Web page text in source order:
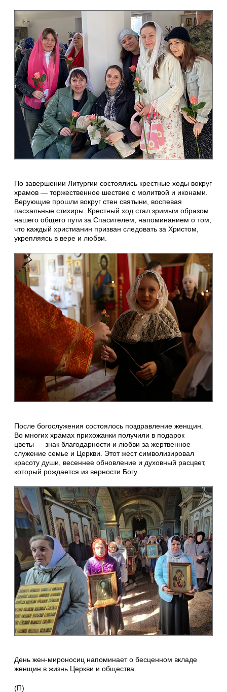
По завершении Литургии состоялись крестные ходы вокруг
храмов — торжественное шествие с молитвой и иконами.
Верующие прошли вокруг стен святыни, воспевая
пасхальные стихиры. Крестный ход стал зримым образом
нашего общего пути за Спасителем, напоминанием о том,
что каждый христианин призван следовать за Христом,
укрепляясь в вере и любви.
После богослужения состоялось поздравление женщин.
Во многих храмах прихожанки получили в подарок
цветы — знак благодарности и любви за жертвенное
служение семье и Церкви. Этот жест символизировал
красоту души, весеннее обновление и духовный расцвет,
который рождается из верности Богу.
День жен‑мироносиц напоминает о бесценном вкладе
женщин в жизнь Церкви и общества.
(П)